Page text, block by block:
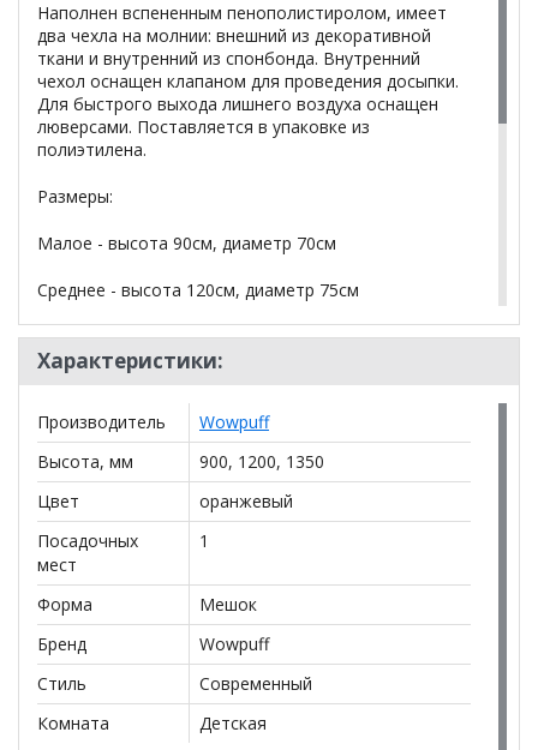
Наполнен вспененным пенополистиролом, имеет
два чехла на молнии: внешний из декоративной
ткани и внутренний из спонбонда. Внутренний
чехол оснащен клапаном для проведения досыпки.
Для быстрого выхода лишнего воздуха оснащен
люверсами. Поставляется в упаковке из
полиэтилена.
Размеры:
Малое - высота 90см, диаметр 70см
Среднее - высота 120см, диаметр 75см
Большое - высота 135см, диаметр 90см
*Дополнительную информацию о том, как купить
Кресло-мешок "Груша" рогожка оранжевая
уточняйте у нашего менеджера по телефону
+79292022735
**Цены на официальном сайте100диванов.com
действительны только для интернет-магазина
могут отличаться от цен в розничных магазинах-
салонах сети!
Характеристики:
Производитель
Wowpuff
Высота, мм
900, 1200, 1350
Цвет
оранжевый
Посадочных
мест
1
Форма
Мешок
Бренд
Wowpuff
Стиль
Современный
Комната
Детская